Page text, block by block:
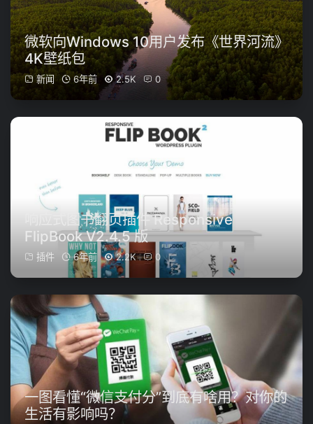
微软向Windows 10用户发布《世界河流》
4K壁纸包
新闻 6年前 2.5K 0
响应式图书翻页插件 Responsive
FlipBook V2.4.5 版
插件 6年前 2.2K 0
一图看懂“微信支付分”到底有啥用？对你的
生活有影响吗？